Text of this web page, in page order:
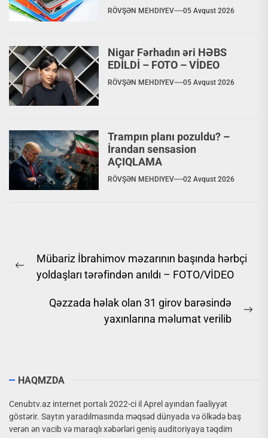
RÖVŞƏN MEHDIYEV 05 Avqust 2026
Nigar Fərhadın əri HƏBS
EDİLDİ – FOTO – VİDEO
RÖVŞƏN MEHDIYEV 05 Avqust 2026
Trampın planı pozuldu? –
İrandan sensasion
AÇIQLAMA
RÖVŞƏN MEHDIYEV 02 Avqust 2026
naviqasiyası
Previous
Mübariz İbrahimov məzarının başında hərbçi
yoldaşları tərəfindən anıldı – FOTO/VİDEO
Qəzzada həlak olan 31 girov barəsində
yaxınlarına məlumat verilib
HAQMZDA
Cenubtv.az internet portalı 2022-ci il Aprel ayından fəaliyyət
göstərir. Saytın yaradılmasında məqsəd dünyada və ölkədə baş
verən ən vacib və maraqlı xəbərləri geniş auditoriyaya təqdim